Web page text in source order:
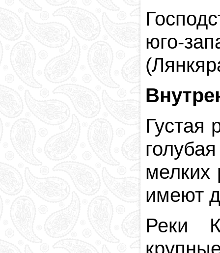
юго-
Густая
мелких
имеют
Реки